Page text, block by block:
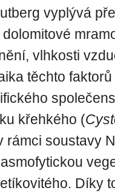
vyplývá
dolomitové
vlhkosti
těchto
křehkého (
rámci soustavy
Díky